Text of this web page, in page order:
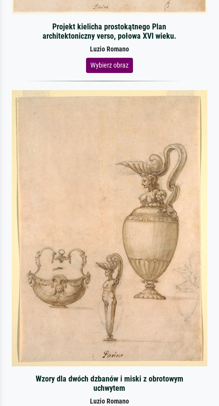
Projekt kielicha prostokątnego Plan
architektoniczny verso, połowa XVI wieku.
Luzio Romano
Wybierz obraz
Wzory dla dwóch dzbanów i miski z obrotowym
uchwytem
Luzio Romano